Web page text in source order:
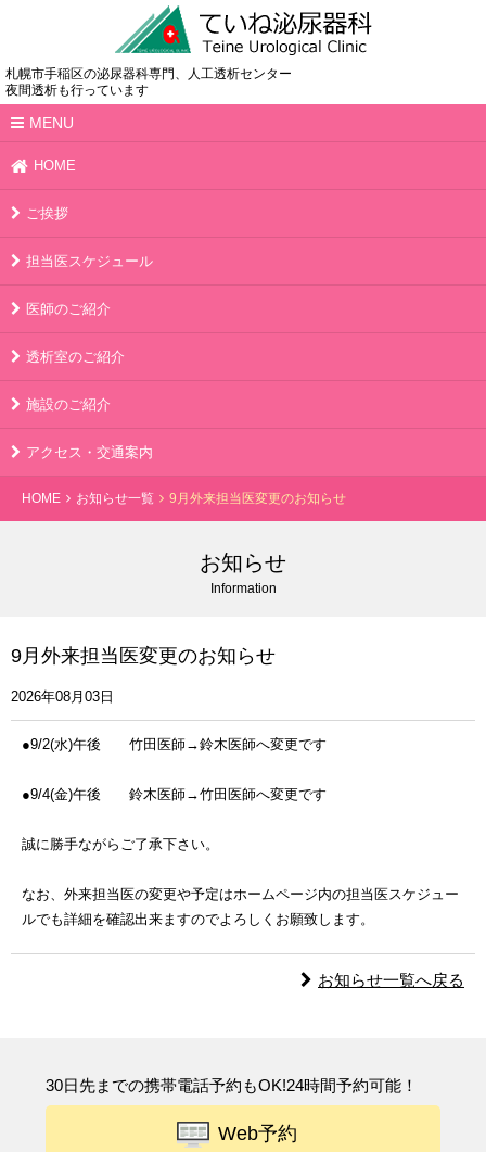
札幌市手稲区の泌尿器科専門、人工透析センター
夜間透析も行っています
MENU
HOME
ご挨拶
担当医スケジュール
医師のご紹介
透析室のご紹介
施設のご紹介
アクセス・交通案内
HOME お知らせ一覧 9月外来担当医変更のお知らせ
お知らせ
Information
9月外来担当医変更のお知らせ
2026年08月03日
●9/2(水)午後 竹田医師→鈴木医師へ変更です
●9/4(金)午後 鈴木医師→竹田医師へ変更です
誠に勝手ながらご了承下さい。
なお、外来担当医の変更や予定はホームページ内の担当医スケジュー
ルでも詳細を確認出来ますのでよろしくお願致します。
お知らせ一覧へ戻る
30日先までの携帯電話予約もOK!24時間予約可能！
Web予約